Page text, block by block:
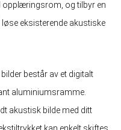
opplæringsrom, og tilbyr en
eksisterende akustiske
består av et digitalt
aluminiumsramme.
akustisk bilde med ditt